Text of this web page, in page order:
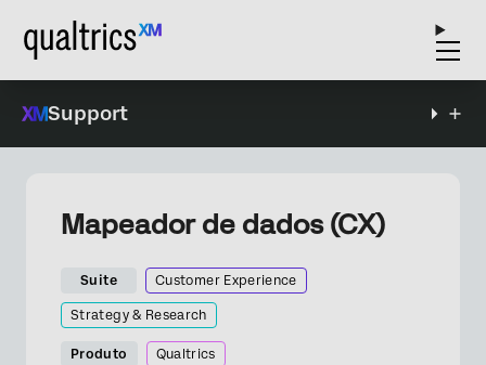
Support
Mapeador de dados (CX)
Suite Customer Experience
Strategy & Research
Produto Qualtrics